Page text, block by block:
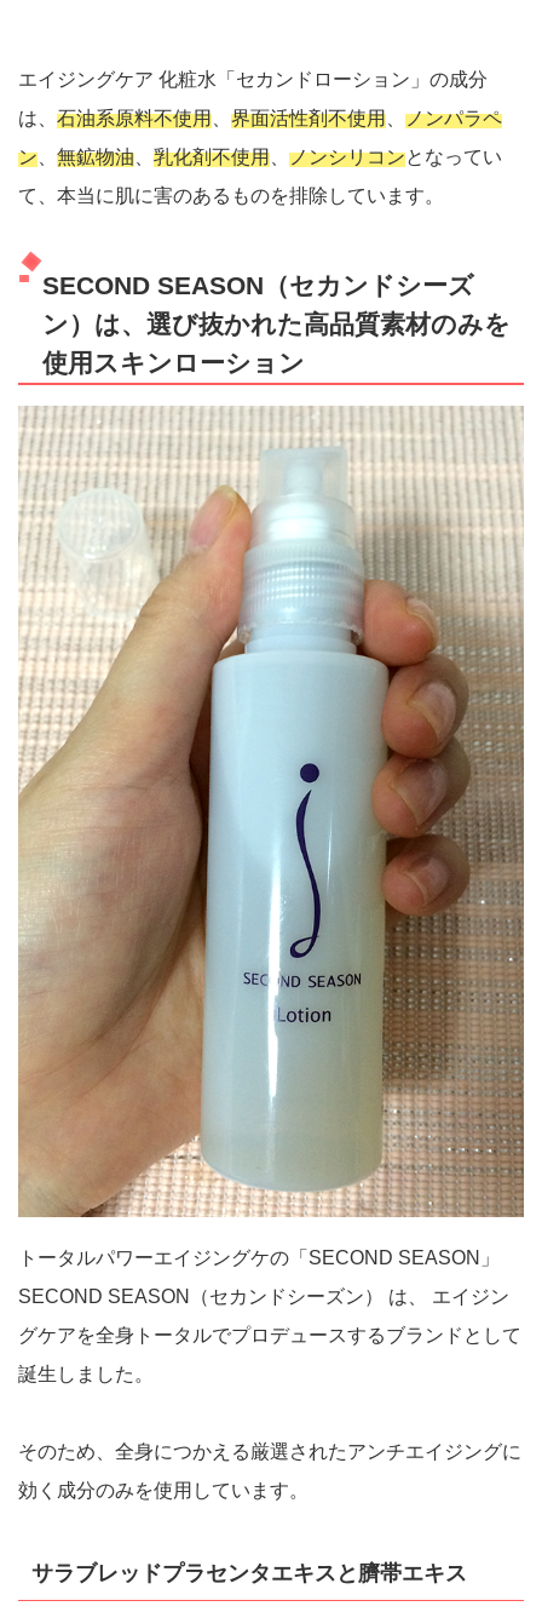
エイジングケア 化粧水「セカンドローション」の成分
は、 石油系原料不使用 界面活性剤不使用
ノンパラペ
ン
無鉱物油 乳化剤不使用 ノンシリコンとなってい
て、本当に肌に害のあるものを排除しています。
SECOND SEASON（セカンドシーズ
ン）は、選び抜かれた高品質素材のみを
使用スキンローション
トータルパワーエイジングケの「SECOND SEASON」
SECOND SEASON（セカンドシーズン） は、 エイジン
グケアを全身トータルでプロデュースするブランドとして
誕生しました。
そのため、全身につかえる厳選されたアンチエイジングに
効く成分のみを使用しています。
サラブレッドプラセンタエキスと臍帯エキス